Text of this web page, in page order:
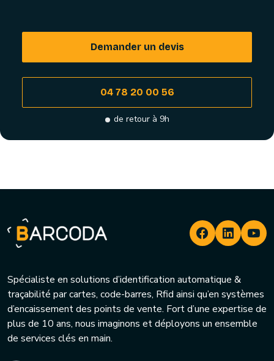
Demander un devis
04 78 20 00 56
de retour à 9h
Spécialiste en solutions d’identification automatique &
traçabilité par cartes, code-barres, Rfid ainsi qu’en systèmes
d’encaissement des points de vente. Fort d’une expertise de
plus de 10 ans, nous imaginons et déployons un ensemble
de services clés en main.